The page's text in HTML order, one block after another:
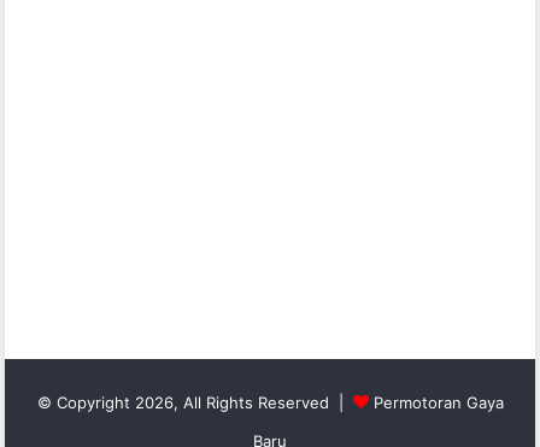
© Copyright 2026, All Rights Reserved |
Permotoran Gaya
Baru